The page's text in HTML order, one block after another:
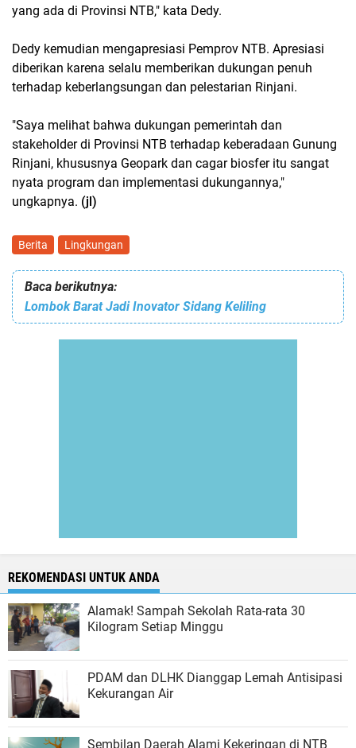
yang ada di Provinsi NTB," kata Dedy.
Dedy kemudian mengapresiasi Pemprov NTB. Apresiasi
diberikan karena selalu memberikan dukungan penuh
terhadap keberlangsungan dan pelestarian Rinjani.
"Saya melihat bahwa dukungan pemerintah dan
stakeholder di Provinsi NTB terhadap keberadaan Gunung
Rinjani, khususnya Geopark dan cagar biosfer itu sangat
nyata program dan implementasi dukungannya,"
ungkapnya. (jl)
Berita Lingkungan
Baca berikutnya:
Lombok Barat Jadi Inovator Sidang Keliling
REKOMENDASI UNTUK ANDA
Alamak! Sampah Sekolah Rata-rata 30
Kilogram Setiap Minggu
PDAM dan DLHK Dianggap Lemah Antisipasi
Kekurangan Air
Sembilan Daerah Alami Kekeringan di NTB